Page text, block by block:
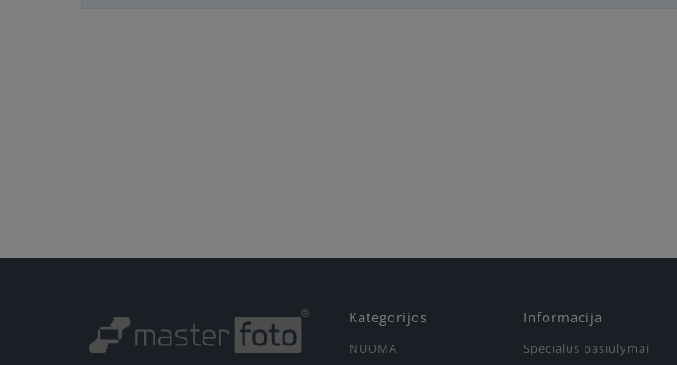
Kategorijos
NUOMA
Informacija
Specialūs pasiūlymai